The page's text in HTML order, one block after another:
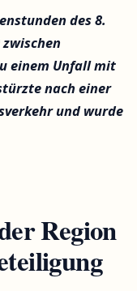
des 8.
einem Unfall mit
nach einer
und wurde
Region